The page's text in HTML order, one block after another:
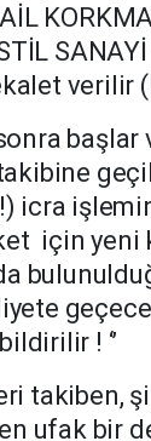
verilir
icra
için yeni
! ‘’
takiben,
ufak bir